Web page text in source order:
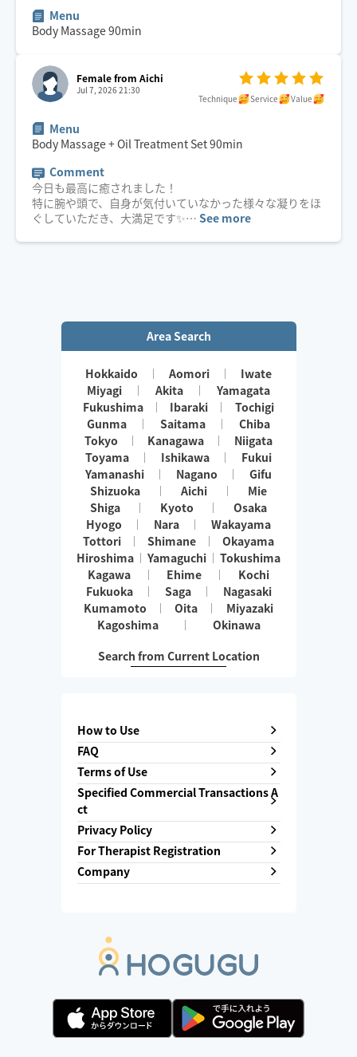
Menu
Body Massage90min
Female from Aichi
Jul 7, 2026 21:30
Technique Service Value
Menu
Body Massage + Oil Treatment Set90min
Comment
今日も最高に癒されました！
特に腕や頭で、自身が気付いていなかった様々な凝りをほ
ぐしていただき、大満足です✨… See more
Area Search
Hokkaido Aomori
Iwate
Miyagi
Akita
Yamagata
Fukushima
Ibaraki
Tochigi
Gunma
Saitama
Chiba
Tokyo
Kanagawa
Niigata
Toyama
Ishikawa
Fukui
Yamanashi
Nagano
Gifu
Shizuoka
Aichi
Mie
Shiga
Kyoto
Osaka
Hyogo
Nara
Wakayama
Tottori
Shimane
Okayama
Hiroshima
Yamaguchi
Tokushima
Kagawa
Ehime
Kochi
Fukuoka
Saga
Nagasaki
Kumamoto
Oita
Miyazaki
Kagoshima
Okinawa
Search from Current Location
How to Use
FAQ
Terms of Use
Specified Commercial Transactions A
ct
Privacy Policy
For Therapist Registration
Company